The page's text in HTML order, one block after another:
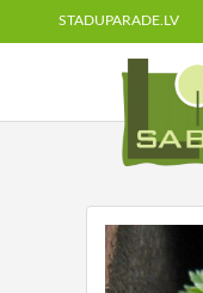
STADUPARADE.LV